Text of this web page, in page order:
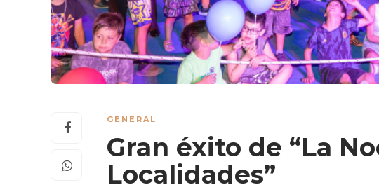
GENERAL
Gran éxito de “La
Localidades”